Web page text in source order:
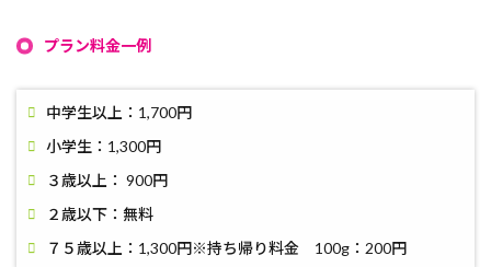
プラン料金一例
中学生以上：1,700円
小学生：1,300円
３歳以上： 900円
２歳以下：無料
７５歳以上：1,300円※持ち帰り料金 100g：200円